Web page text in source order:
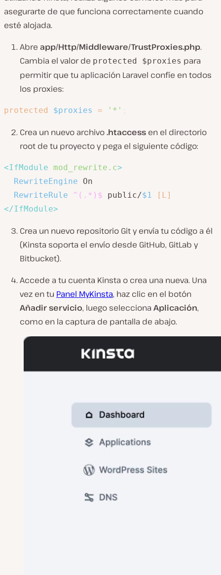
asegurarte de que funciona correctamente cuando
esté alojada.
Abre app/Http/Middleware/TrustProxies.php.
Cambia el valor de protected $proxies para
permitir que tu aplicación Laravel confíe en todos
los proxies:
protected $proxies = '*'
Crea un nuevo archivo.htaccess en el directorio
root de tu proyecto y pega el siguiente código:
<IfModule mod_rewrite.c>
RewriteEngine On
RewriteRule ^(.*)$ public/$1
[L]
</IfModule>
Crea un nuevo repositorio Git y envía tu código a él
(Kinsta soporta el envío desde GitHub, GitLab y
Bitbucket).
Accede a tu cuenta Kinsta o crea una nueva. Una
vez en tu Panel MyKinsta, haz clic en el botón
Añadir servicio, luego selecciona Aplicación,
como en la captura de pantalla de abajo.